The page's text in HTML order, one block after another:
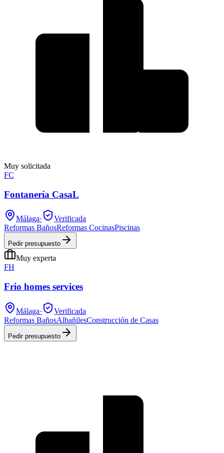
Muy solicitada
FC
Fontanería CasaL
Málaga·
Verificada
Reformas BañosReformas CocinasPiscinas
Pedir presupuesto
Muy experta
FH
Frio homes services
Málaga·
Verificada
Reformas BañosAlbañilesConstrucción de Casas
Pedir presupuesto